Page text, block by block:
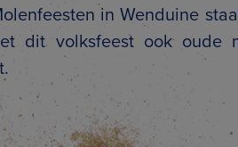
in Wenduine
dit volksfeest ook oude